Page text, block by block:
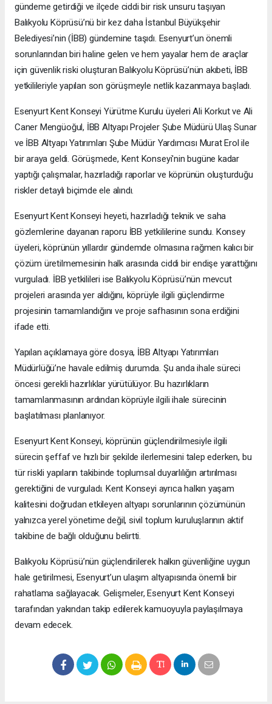
gündeme getirdiği ve ilçede ciddi bir risk unsuru taşıyan
Balıkyolu Köprüsü’nü bir kez daha İstanbul Büyükşehir
Belediyesi’nin (İBB) gündemine taşıdı. Esenyurt’un önemli
sorunlarından biri haline gelen ve hem yayalar hem de araçlar
için güvenlik riski oluşturan Balıkyolu Köprüsü’nün akıbeti, İBB
yetkilileriyle yapılan son görüşmeyle netlik kazanmaya başladı.
Esenyurt Kent Konseyi Yürütme Kurulu üyeleri Ali Korkut ve Ali
Caner Mengüoğul, İBB Altyapı Projeler Şube Müdürü Ulaş Sunar
ve İBB Altyapı Yatırımları Şube Müdür Yardımcısı Murat Erol ile
bir araya geldi. Görüşmede, Kent Konseyi'nin bugüne kadar
yaptığı çalışmalar, hazırladığı raporlar ve köprünün oluşturduğu
riskler detaylı biçimde ele alındı.
Esenyurt Kent Konseyi heyeti, hazırladığı teknik ve saha
gözlemlerine dayanan raporu İBB yetkililerine sundu. Konsey
üyeleri, köprünün yıllardır gündemde olmasına rağmen kalıcı bir
çözüm üretilmemesinin halk arasında ciddi bir endişe yarattığını
vurguladı. İBB yetkilileri ise Balıkyolu Köprüsü’nün mevcut
projeleri arasında yer aldığını, köprüyle ilgili güçlendirme
projesinin tamamlandığını ve proje safhasının sona erdiğini
ifade etti.
Yapılan açıklamaya göre dosya, İBB Altyapı Yatırımları
Müdürlüğü’ne havale edilmiş durumda. Şu anda ihale süreci
öncesi gerekli hazırlıklar yürütülüyor. Bu hazırlıkların
tamamlanmasının ardından köprüyle ilgili ihale sürecinin
başlatılması planlanıyor.
Esenyurt Kent Konseyi, köprünün güçlendirilmesiyle ilgili
sürecin şeffaf ve hızlı bir şekilde ilerlemesini talep ederken, bu
tür riskli yapıların takibinde toplumsal duyarlılığın artırılması
gerektiğini de vurguladı. Kent Konseyi ayrıca halkın yaşam
kalitesini doğrudan etkileyen altyapı sorunlarının çözümünün
yalnızca yerel yönetime değil, sivil toplum kuruluşlarının aktif
takibine de bağlı olduğunu belirtti.
Balıkyolu Köprüsü’nün güçlendirilerek halkın güvenliğine uygun
hale getirilmesi, Esenyurt’un ulaşım altyapısında önemli bir
rahatlama sağlayacak. Gelişmeler, Esenyurt Kent Konseyi
tarafından yakından takip edilerek kamuoyuyla paylaşılmaya
devam edecek.